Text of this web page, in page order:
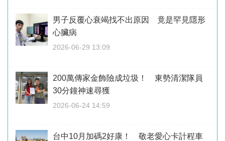
男子反覆心衰竭找不出原因 竟是罕見隱形
心臟病
2026-06-29 13:09
200萬傳家金飾險成垃圾！ 東勢清潔隊員
30分鐘神速尋獲
2026-06-24 14:59
台中10月加碼2好康！ 敬老愛心卡計程車